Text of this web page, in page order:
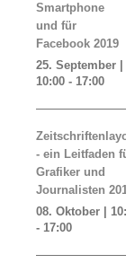
Smartphone
und für
Facebook 2019
25. September |
10:00- 17:00
- ein Leitfaden für
Grafiker und
Journalisten 2019
08. Oktober |
- 17:00